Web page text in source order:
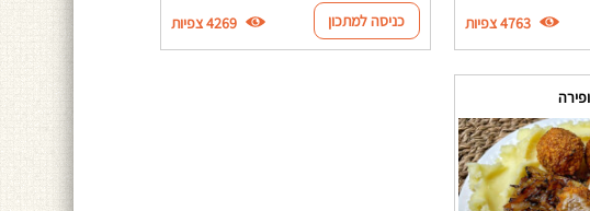
4763 צפיות כניסה למתכון 4269 צפיות